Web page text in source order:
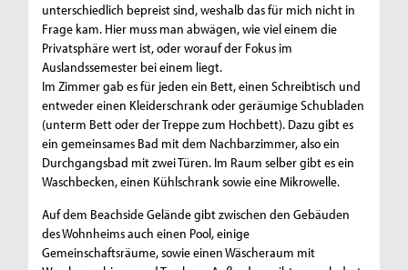
unterschiedlich bepreist sind, weshalb das für mich nicht in
Frage kam. Hier muss man abwägen, wie viel einem die
Privatsphäre wert ist, oder worauf der Fokus im
Auslandssemester bei einem liegt.
Im Zimmer gab es für jeden ein Bett, einen Schreibtisch und
entweder einen Kleiderschrank oder geräumige Schubladen
(unterm Bett oder der Treppe zum Hochbett). Dazu gibt es
ein gemeinsames Bad mit dem Nachbarzimmer, also ein
Durchgangsbad mit zwei Türen. Im Raum selber gibt es ein
Waschbecken, einen Kühlschrank sowie eine Mikrowelle.
Auf dem Beachside Gelände gibt zwischen den Gebäuden
des Wohnheims auch einen Pool, einige
Gemeinschaftsräume, sowie einen Wäscheraum mit